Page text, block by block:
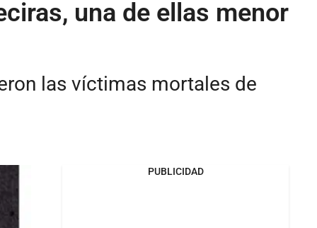
una de ellas menor
las víctimas mortales de
PUBLICIDAD